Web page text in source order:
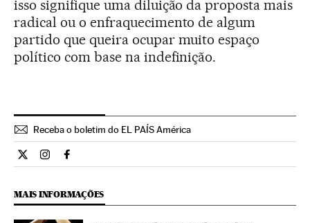
isso signifique uma diluição da proposta mais
radical ou o enfraquecimento de algum
partido que queira ocupar muito espaço
político com base na indefinição.
Receba o boletim do EL PAÍS América
Opiniao El País Brasil en Twitter
Opiniao El País Brasil en Instagram
Opiniao El País Brasil en Facebook
MAIS INFORMAÇÕES